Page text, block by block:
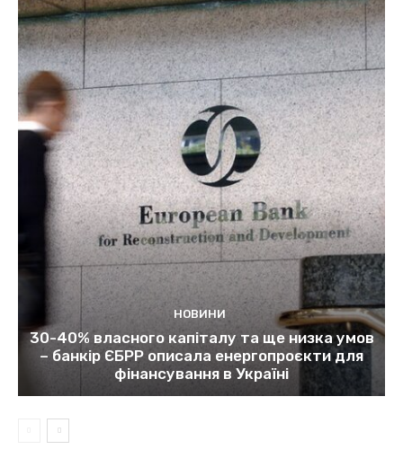
НОВИНИ
30-40% власного капіталу та ще низка умов
– банкір ЄБРР описала енергопроєкти для
фінансування в Україні